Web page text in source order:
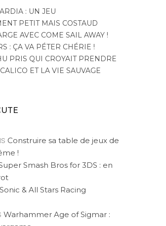
: UN JEU
PETIT MAIS COSTAUD
AVEC COME SAIL AWAY !
: ÇA VA PÉTER CHÉRIE !
PRIS QUI CROYAIT PRENDRE
ET LA VIE SAUVAGE
Construire sa table de jeux de
!
Smash Bros for 3DS : en
Sonic & All Stars Racing
Warhammer Age of Sigmar :